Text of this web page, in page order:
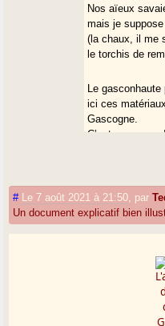
Nos aïeux
mais je
(la chaux, il me
le torchis de
Le
ici ces
Gascogne.
C’est que nous
pas toujours
moins
pétrole* !
*comme le
à faible coût
# Le 7 août 2021 à 21:50 par
Un document explicatif bien